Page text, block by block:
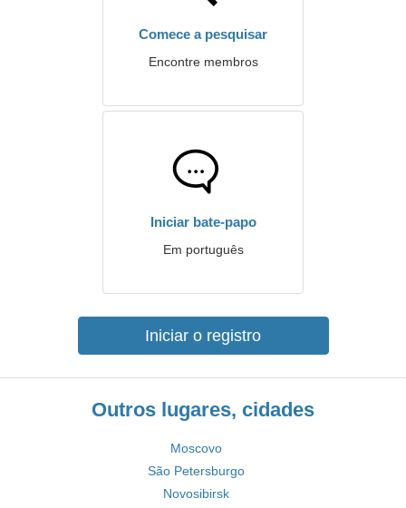
Comece a pesquisar
Encontre membros
Iniciar bate-papo
Em português
Iniciar o registro
Outros lugares, cidades
Moscovo
São Petersburgo
Novosibirsk